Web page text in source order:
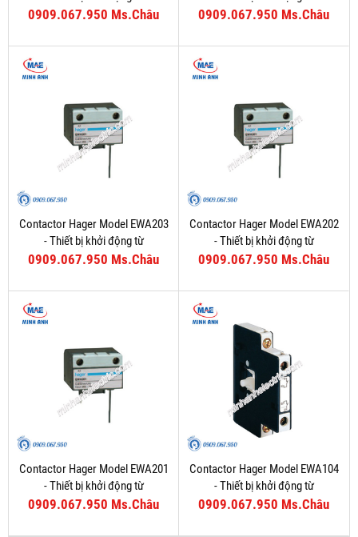
0909.067.950 Ms.Châu 0909.067.950 Ms.Châu
Contactor Hager Model EWA203
- Thiết bị khởi động từ
0909.067.950 Ms.Châu
Contactor Hager Model EWA202
- Thiết bị khởi động từ
0909.067.950 Ms.Châu
Contactor Hager Model EWA201
- Thiết bị khởi động từ
0909.067.950 Ms.Châu
Contactor Hager Model EWA104
- Thiết bị khởi động từ
0909.067.950 Ms.Châu